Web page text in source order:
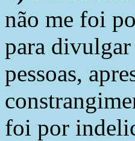
não me foi
para divulgar
pessoas,
foi por